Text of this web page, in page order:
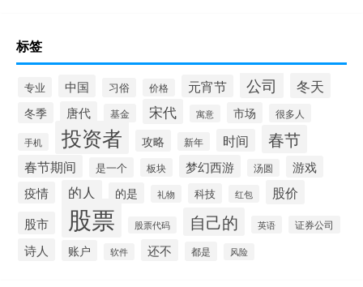
标签
专业 中国 习俗 价格 元宵节 公司 冬天
冬季 唐代 基金 宋代 寓意 市场 很多人
手机 投资者 攻略 新年 时间 春节
春节期间 是一个 板块 梦幻西游 汤圆
游戏
疫情
的人 的是 礼物 科技 红包 股价
股市 股票 股票代码 自己的 英语 证券公司
诗人 账户 软件 还不 都是 风险